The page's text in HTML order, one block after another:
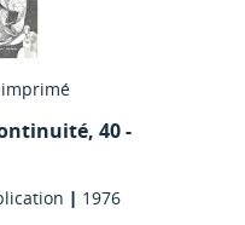
, 40 -
| 1976